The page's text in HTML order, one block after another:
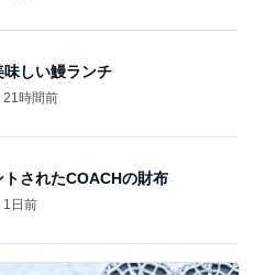
しい鰻ランチ
21時間前
されたCOACHの財布
1日前